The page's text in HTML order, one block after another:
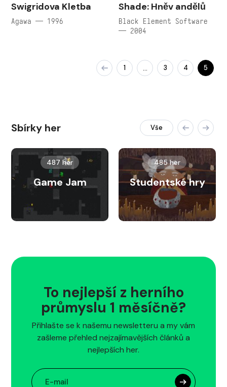
Swigridova Kletba
Agawa — 1996
Shade: Hněv andělů
Black Element Software
— 2004
1 … 3 4 5
Sbírky her Vše
487 her
Game Jam
485 her
Studentské hry
To nejlepší z herního
průmyslu 1 měsíčně?
Přihlašte se k našemu newsletteru a my vám
zašleme přehled nejzajímavějších článků a
nejlepších her.